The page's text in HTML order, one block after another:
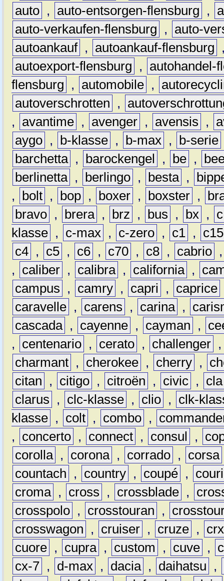
auto , auto-entsorgen-flensburg ,
auto-verkaufen-flensburg
,
auto-
autoankauf , autoankauf-flensburg
autoexport-flensburg
,
autohandel-
flensburg
, automobile ,
autoverschrotten
,
,
avantime , avenger , avensis ,
aygo , b-klasse , b-max , b-serie
barchetta , barockengel , be ,
berlinetta , berlingo , besta ,
,
bolt , bop , boxer , boxster ,
bravo , brera , brz , bus , bx ,
c
klasse , c-max , c-zero , c1 ,
c15
c4 , c5 , c6 , c70 , c8 , cabrio
,
caliber , calibra , california ,
campus
, camry , capri , caprice
caravelle , carens , carina ,
cascada , cayenne , cayman ,
,
centenario , cerato , challenger
charmant , cherokee , cherry ,
citan
, citigo , citroën , civic ,
cla
clarus
, clc-klasse , clio ,
clk-
klasse , colt , combo ,
,
concerto , connect , consul ,
corolla , corona , corrado , corsa
countach
, country , coupé ,
croma , cross , crossblade ,
crosspolo , crosstouran ,
crosswagon
, cruiser , cruze ,
crx
cuore , cupra , custom , cuve ,
cx-7 , d-max , dacia , daihatsu
,